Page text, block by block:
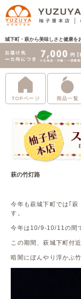
城下町・萩から美味しさと健康を
TOPページ 商品一覧
萩の竹灯路
今年も萩城下町では｢萩
す。
今年は10/9-10/11の間
この期間、萩城下町付
暗闇にぼんやり浮かぶ